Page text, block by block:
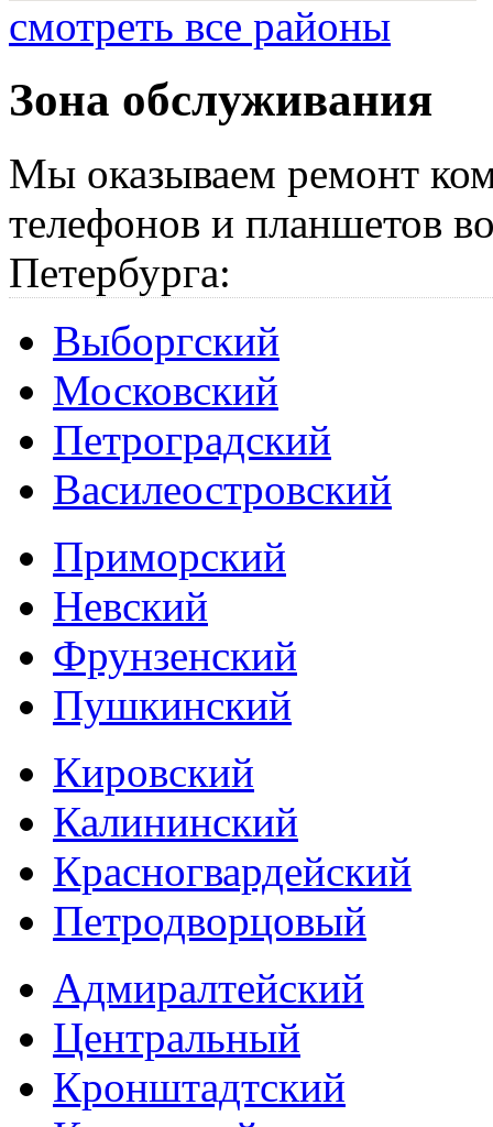
смотреть все районы
Зона обслуживания
Мы оказываем ремонт
телефонов и планшетов
Петербурга:
Выборгский
Московский
Петроградский
Василеостровский
Приморский
Невский
Фрунзенский
Пушкинский
Кировский
Калининский
Красногвардейский
Петродворцовый
Адмиралтейский
Центральный
Кронштадтский